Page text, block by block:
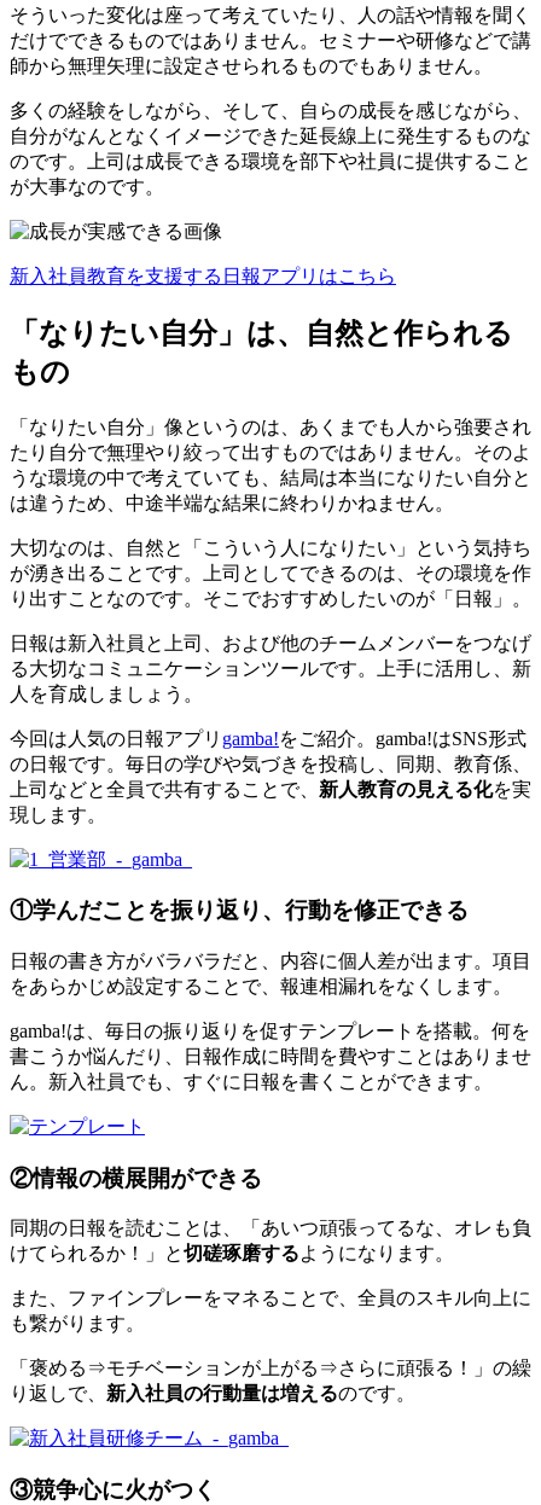
そういった変化は座って考えていたり、人の話や情報を聞く
だけでできるものではありません。セミナーや研修などで講
師から無理矢理に設定させられるものでもありません。
多くの経験をしながら、そして、自らの成長を感じながら、
自分がなんとなくイメージできた延長線上に発生するものな
のです。上司は成長できる環境を部下や社員に提供すること
が大事なのです。
新入社員教育を支援する日報アプリはこちら
「なりたい自分」は、自然と作られる
もの
「なりたい自分」像というのは、あくまでも人から強要され
たり自分で無理やり絞って出すものではありません。そのよ
うな環境の中で考えていても、結局は本当になりたい自分と
は違うため、中途半端な結果に終わりかねません。
大切なのは、自然と「こういう人になりたい」という気持ち
が湧き出ることです。上司としてできるのは、その環境を作
り出すことなのです。そこでおすすめしたいのが「日報」。
日報は新入社員と上司、および他のチームメンバーをつなげ
る大切なコミュニケーションツールです。上手に活用し、新
人を育成しましょう。
今回は人気の日報アプリ gamba!をご紹介。gamba!はSNS形式
の日報です。毎日の学びや気づきを投稿し、同期、教育係、
上司などと全員で共有することで、 新人教育の見える化を実
現します。
①学んだことを振り返り、行動を修正できる
日報の書き方がバラバラだと、内容に個人差が出ます。項目
をあらかじめ設定することで、報連相漏れをなくします。
gamba!は、毎日の振り返りを促すテンプレートを搭載。何を
書こうか悩んだり、日報作成に時間を費やすことはありませ
ん。新入社員でも、すぐに日報を書くことができます。
②情報の横展開ができる
同期の日報を読むことは、「あいつ頑張ってるな、オレも負
けてられるか！」と切磋琢磨するようになります。
また、ファインプレーをマネることで、全員のスキル向上に
も繋がります。
「褒める⇒モチベーションが上がる⇒さらに頑張る！」の繰
り返しで、 新入社員の行動量は増えるのです。
③競争心に火がつく